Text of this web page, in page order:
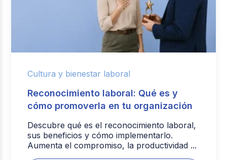
Cultura y bienestar laboral
Reconocimiento laboral: Qué es y
cómo promoverla en tu organización
Descubre qué es el reconocimiento laboral,
sus beneficios y cómo implementarlo.
Aumenta el compromiso, la productividad ...